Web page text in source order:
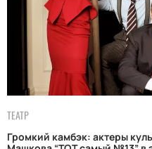
ТЕАТР
Громкий камбэк: актеры